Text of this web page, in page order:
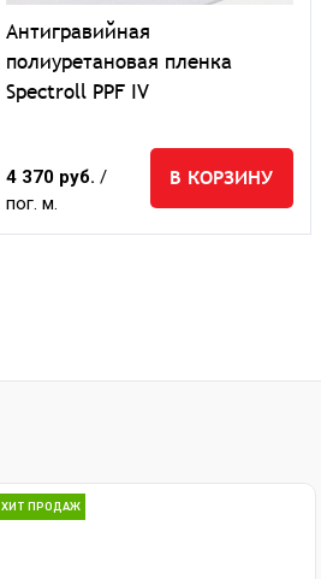
Антигравийная
полиуретановая пленка
Spectroll PPF IV
4 370 руб. /
пог. м.
В КОРЗИНУ
ХИТ ПРОДАЖ